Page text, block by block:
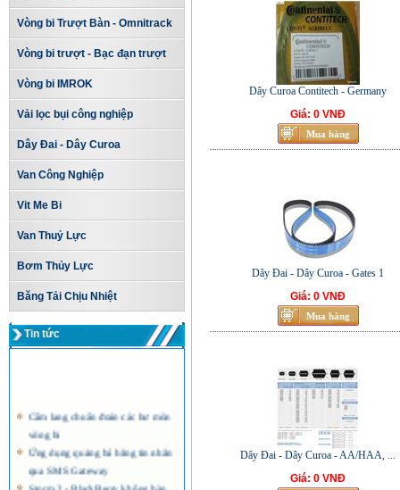
Vòng bi Trượt Bàn - Omnitrack
Vòng bi trượt - Bạc đạn trượt
Vòng bi IMROK
Vải lọc bụi công nghiệp
Dây Đai - Dây Curoa
Van Công Nghiệp
Vit Me Bi
Van Thuỷ Lực
Bơm Thủy Lực
Băng Tải Chịu Nhiệt
Tin tức
Cẩm lang chuẩn đoán các hư mòn
vòng bi
Ứng dụng quảng bá bằng tin nhắn
qua SMS Gateway
Storm 2 - BlackBerry không bàn
Dây Curoa Contitech - Germany
Giá: 0 VNĐ
Dây Đai - Dây Curoa - Gates 1
Giá: 0 VNĐ
Dây Đai - Dây Curoa - AA/HAA, ...
Giá: 0 VNĐ